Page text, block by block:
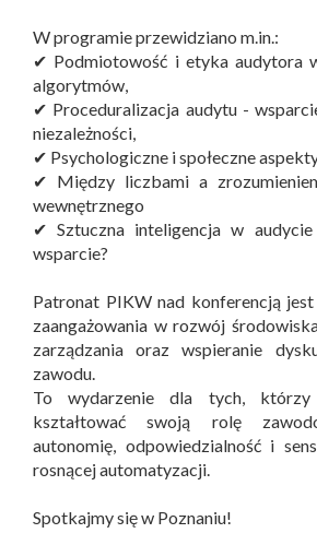
W programie przewidziano m.in.:
✔ Podmiotowość i etyka audytora
algorytmów,
✔ Proceduralizacja audytu -
niezależności,
✔ Psychologiczne i społeczne
✔ Między liczbami a
wewnętrznego
✔ Sztuczna inteligencja w
wsparcie?
Patronat PIKW nad konferencją
zaangażowania w rozwój
zarządzania oraz wspieranie
zawodu.
To wydarzenie dla tych, którzy
kształtować swoją rolę
autonomię, odpowiedzialność i
rosnącej automatyzacji.
Spotkajmy się w Poznaniu!